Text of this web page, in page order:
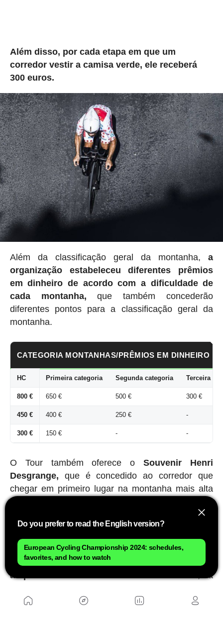
Além disso, por cada etapa em que um
corredor vestir a camisa verde, ele receberá
300 euros.
Além da classificação geral da montanha,a
organização estabeleceu
diferentes prêmios
em dinheiro de acordo com a dificuldade de
cada montanha, que também concederão
diferentes pontos para a classificação geral da
montanha.
CATEGORIA MONTANHAS/PRÊMIOS EM DINHEIRO
HC Primeira categoria Segunda categoria Terceira
800 € 650 € 500 € 300 €
450 € 400 € 250 € -
300 € 150 € - -
O Tour também oferece oSouvenir Henri
Desgrange, que é concedido ao corredor que
chegar em primeiro lugar na montanha mais alta
da corrida -desta vez será na
Cime de la Bonette,
O prêmio é de
5.000 euros.
Por outro lado, existe outro prêmio especial
chamadoSouvenir Jacques Goddet, que é dado
ao primeiro a escalar o Tourmalet
-este ano, na
Do you prefer to read the English version?
European Cycling Championship 2024: schedules,
favorites, and how to watch